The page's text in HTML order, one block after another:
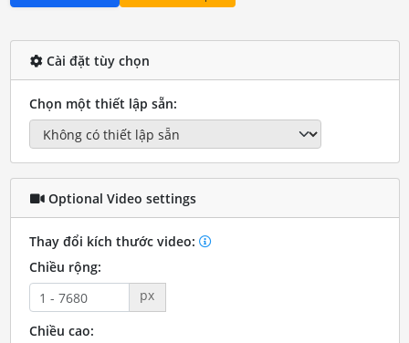
Cài đặt tùy chọn
Chọn một thiết lập sẵn:
Optional Video settings
Thay đổi kích thước video:
Chiều rộng:
px
Chiều cao: